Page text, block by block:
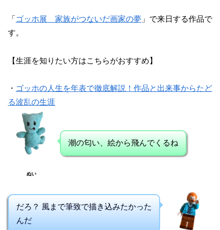
「 ゴッホ展 家族がつないだ画家の夢 」で来日する作品で
す。
【生涯を知りたい方はこちらがおすすめ】
・ ゴッホの人生を年表で徹底解説！作品と出来事からたど
る波乱の生涯
ぬい
潮の匂い、絵から飛んでくるね
だろ？ 風まで筆致で描き込みたかった
んだ